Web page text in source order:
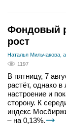
Фондовый
рост
Наталья Мильчакова,
1197
В пятницу, 7
растёт, однако
настроение и
сторону. К
индекс
– на 0,13%.